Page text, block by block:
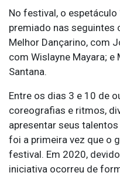
No festival, o espetáculo
premiado nas seguintes
Melhor Dançarino, com
com Wislayne Mayara; e
Santana.
Entre os dias 3 e 10 de
coreografias e ritmos,
apresentar seus
foi a primeira vez que o
festival. Em 2020,
iniciativa ocorreu de